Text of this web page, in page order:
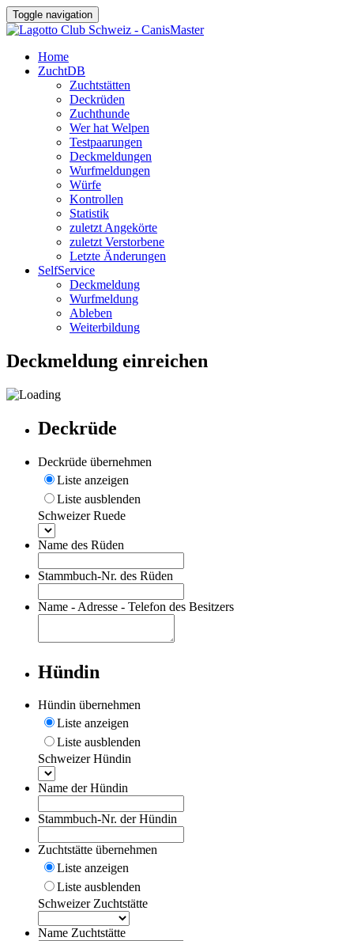
Toggle navigation
Home
ZuchtDB
Zuchtstätten
Deckrüden
Zuchthunde
Wer hat Welpen
Testpaarungen
Deckmeldungen
Wurfmeldungen
Würfe
Kontrollen
Statistik
zuletzt Angekörte
zuletzt Verstorbene
Letzte Änderungen
SelfService
Deckmeldung
Wurfmeldung
Ableben
Weiterbildung
Deckmeldung einreichen
Deckrüde
Deckrüde übernehmen
Liste anzeigen
Liste ausblenden
Schweizer Ruede
Name des Rüden
Stammbuch-Nr. des Rüden
Name - Adresse - Telefon des Besitzers
Hündin
Hündin übernehmen
Liste anzeigen
Liste ausblenden
Schweizer Hündin
Name der Hündin
Stammbuch-Nr. der Hündin
Zuchtstätte übernehmen
Liste anzeigen
Liste ausblenden
Schweizer Zuchtstätte
Name Zuchtstätte